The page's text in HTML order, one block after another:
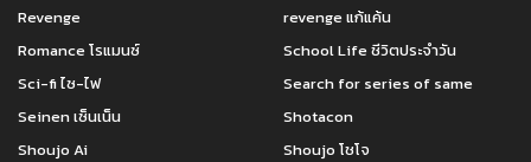
Revenge
revenge แก้แค้น
Romance โรแมนซ์
School Life ชีวิตประจำวัน
Sci-fi ไซ-ไฟ
Search for series of same
Seinen เซ็นเน็น
Shotacon
Shoujo Ai
Shoujo โชโจ